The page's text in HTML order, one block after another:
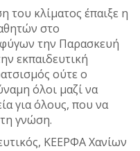
κλίματος έπαιξε η
στο
την Παρασκευή
εκπαιδευτική
ούτε ο
όλοι μαζί να
για όλους, που να
γνώση.
ΚΕΕΡΦΑ Χανίων